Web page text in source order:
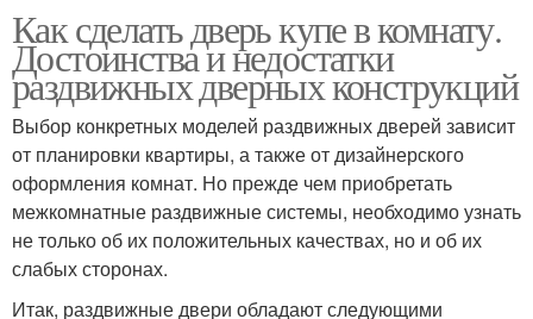
Как сделать дверь купе в комнату.
Достоинства и недостатки
раздвижных дверных конструкций
Выбор конкретных моделей раздвижных дверей зависит
от планировки квартиры, а также от дизайнерского
оформления комнат. Но прежде чем приобретать
межкомнатные раздвижные системы, необходимо узнать
не только об их положительных качествах, но и об их
слабых сторонах.
Итак, раздвижные двери обладают следующими